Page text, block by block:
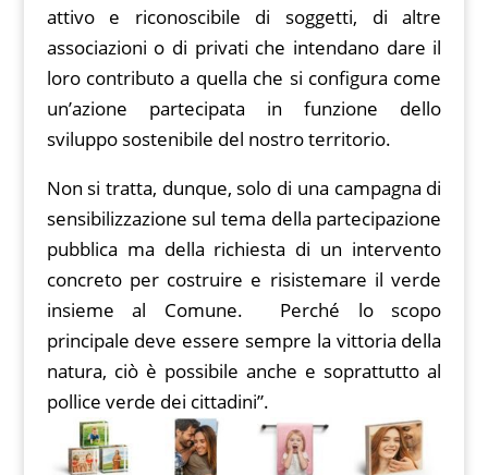
attivo e riconoscibile di soggetti, di altre
associazioni o di privati che intendano dare il
loro contributo a quella che si configura come
un’azione partecipata in funzione dello
sviluppo sostenibile del nostro territorio.
Non si tratta, dunque, solo di una campagna di
sensibilizzazione sul tema della partecipazione
pubblica ma della richiesta di un intervento
concreto per costruire e risistemare il verde
insieme al Comune. Perché lo scopo
principale deve essere sempre la vittoria della
natura, ciò è possibile anche e soprattutto al
pollice verde dei cittadini”.